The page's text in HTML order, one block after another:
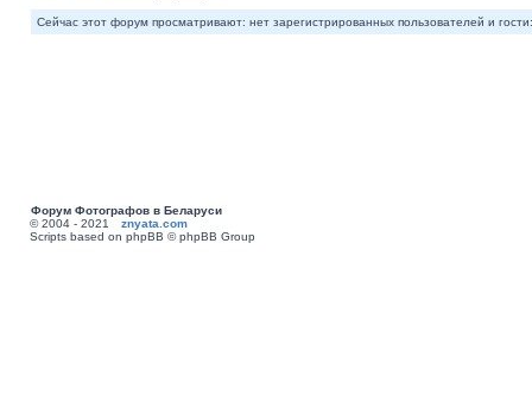
Сейчас этот форум просматривают: нет зарегистрированных пользователей и
Форум Фотографов в Беларуси
© 2004 - 2021 znyata.com
Scripts based on phpBB © phpBB Group